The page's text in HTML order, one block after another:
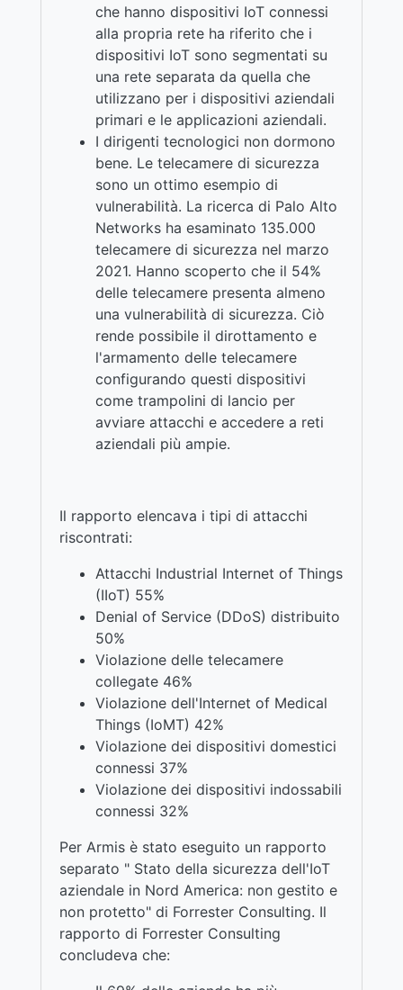
che hanno dispositivi IoT connessi
alla propria rete ha riferito che i
dispositivi IoT sono segmentati su
una rete separata da quella che
utilizzano per i dispositivi aziendali
primari e le applicazioni aziendali.
I dirigenti tecnologici non dormono
bene. Le telecamere di sicurezza
sono un ottimo esempio di
vulnerabilità. La ricerca di Palo Alto
Networks ha esaminato 135.000
telecamere di sicurezza nel marzo
2021. Hanno scoperto che il 54%
delle telecamere presenta almeno
una vulnerabilità di sicurezza. Ciò
rende possibile il dirottamento e
l'armamento delle telecamere
configurando questi dispositivi
come trampolini di lancio per
avviare attacchi e accedere a reti
aziendali più ampie.
Il rapporto elencava i tipi di attacchi
riscontrati:
Attacchi Industrial Internet of Things
(IIoT) 55%
Denial of Service (DDoS) distribuito
50%
Violazione delle telecamere
collegate 46%
Violazione dell'Internet of Medical
Things (IoMT) 42%
Violazione dei dispositivi domestici
connessi 37%
Violazione dei dispositivi indossabili
connessi 32%
Per Armis è stato eseguito un rapporto
separato " Stato della sicurezza dell'IoT
aziendale in Nord America: non gestito e
non protetto" di Forrester Consulting. Il
rapporto di Forrester Consulting
concludeva che: